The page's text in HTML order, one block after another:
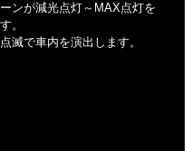
ンが減光点灯～MAX点灯を
。
滅で車内を演出します。